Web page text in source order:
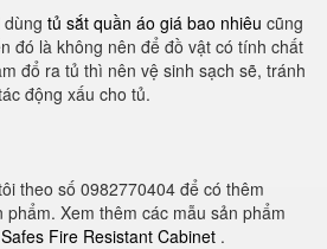
tủ sắt quần áo giá bao nhiêu cũng
đó là không nên để đồ vật có tính chất
đổ ra tủ thì nên vệ sinh sạch sẽ, tránh
động xấu cho tủ.
theo số 0982770404 để có thêm
Xem thêm các mẫu sản phẩm
Fire Resistant Cabinet .